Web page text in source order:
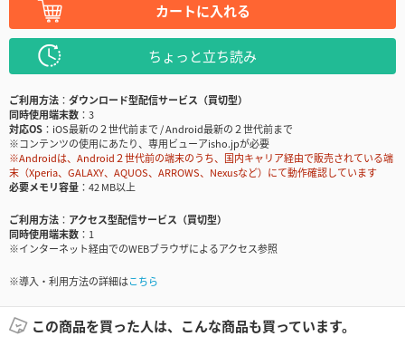
カートに入れる
ちょっと立ち読み
ご利用方法
ダウンロード型配信サービス（買切型）
同時使用端末数
3
対応OS
iOS最新の２世代前まで / Android最新の２世代前まで
※コンテンツの使用にあたり、専用ビューアisho.jpが必要
※Androidは、Android２世代前の端末のうち、国内キャリア経由で販売されている端
末（Xperia、GALAXY、AQUOS、ARROWS、Nexusなど）にて動作確認しています
必要メモリ容量
42 MB以上
ご利用方法
アクセス型配信サービス（買切型）
同時使用端末数
1
※インターネット経由でのWEBブラウザによるアクセス参照
※導入・利用方法の詳細はこちら
この商品を買った人は、こんな商品も買っています。